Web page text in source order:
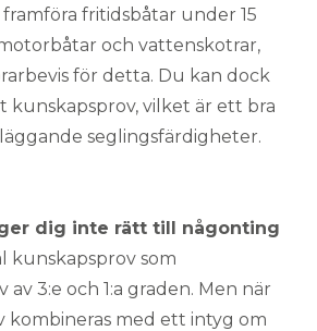
fritidsbåtar under 15
och vattenskotrar,
för detta. Du kan dock
kunskapsprov, vilket är ett bra
seglingsfärdigheter.
dig inte rätt till någonting
kunskapsprov som
3:e och 1:a graden. Men när
med ett intyg om